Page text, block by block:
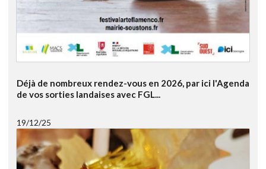
Déjà de nombreux rendez-vous en 2026, par ici l'Agenda
de vos sorties landaises avec FGL...
19/12/25